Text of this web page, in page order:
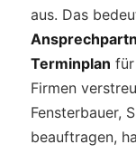
aus. Das
Terminplan
Firmen
Fensterbauer,
beauftragen,